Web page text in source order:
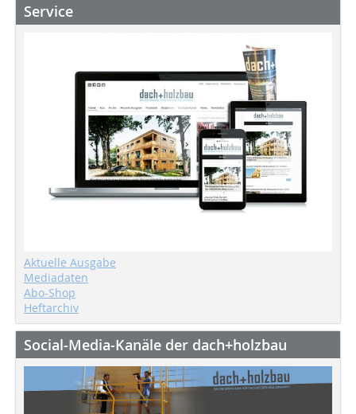
Service
Aktuelle Ausgabe
Mediadaten
Abo-Shop
Heftarchiv
Social-Media-Kanäle der dach+holzbau